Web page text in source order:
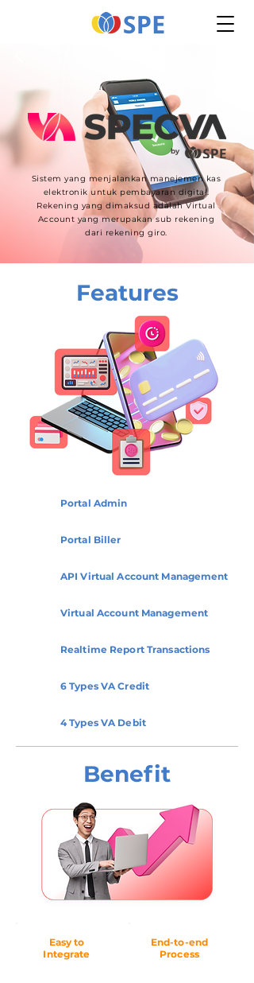
Sistem yang menjalankan manejemen kas
elektronik untuk pembayaran digital.
Rekening yang dimaksud adalah Virtual
Account yang merupakan sub rekening
dari rekening giro.
Features
Portal Admin
Portal Biller
API Virtual Account Management
Virtual Account Management
Realtime Report Transactions
6 Types VA Credit
4 Types VA Debit
Benefit
Easy to
Integrate
End-to-end
Process